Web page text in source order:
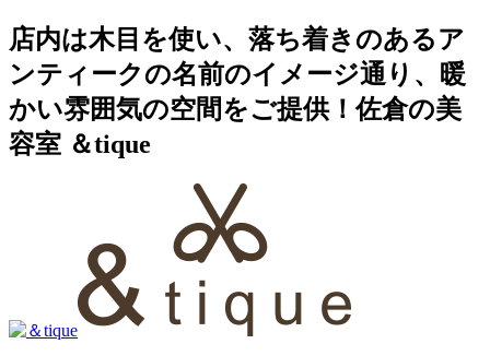
店内は木目を使い、落ち着きのあるア
ンティークの名前のイメージ通り、暖
かい雰囲気の空間をご提供！佐倉の美
容室 ＆tique